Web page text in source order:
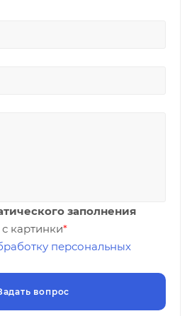
заполнения
картинки*
персональных